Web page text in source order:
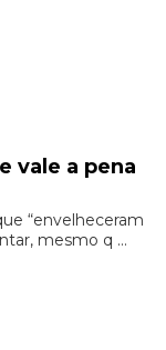
vale a pena
“envelheceram
mesmo q ...